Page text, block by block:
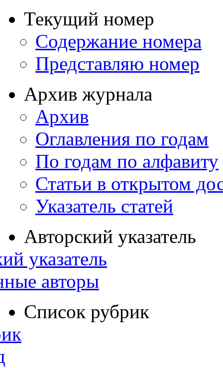
Текущий номер
Содержание номера
Представляю номер
Архив журнала
Архив
Оглавления по годам
По годам по алфавиту
Статьи в открытом
Указатель статей
Авторский указатель
указатель
авторы
Список рубрик